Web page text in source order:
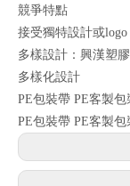
競爭特點
接受獨特設計或
多樣設計：興漢塑
多樣化設計
PE包裝帶 PE客製
PE包裝帶 PE客製